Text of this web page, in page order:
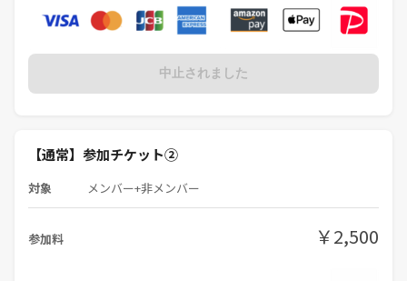
【LINE交換について】
ついては双方同意のうえ慎重に行ってください
連絡先交換のルール（禁止事項等）に
・公園内は火気厳禁となっております
・公園内ゴミ箱があるのでゴミは各自で捨てて下さい
【禁止事項】
中止されました
【通常】参加チケット②
対象 メンバー+非メンバー
参加料 ￥2,500